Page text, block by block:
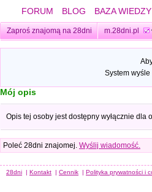
FORUM BLOG BAZA WIEDZY
Zaproś znajomą na 28dni m.28dni.pl
System
Mój opis
Opis tej osoby jest dostępny wyłącznie dla
Poleć 28dni znajomej. Wyślij wiadomość.
28dni | Kontakt | Cennik | Polityka prywatności i